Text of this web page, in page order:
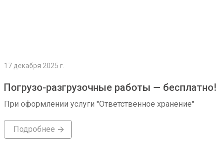
17 декабря 2025 г.
Погрузо-разгрузочные работы — бесплатно!
При оформлении услуги "Ответственное хранение"
Подробнее